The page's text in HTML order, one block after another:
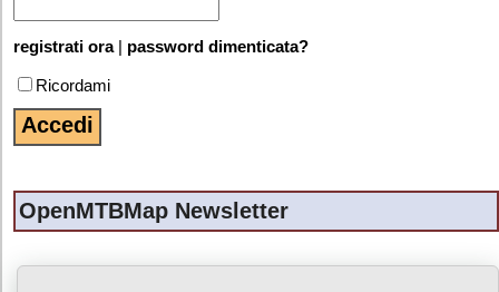
registrati ora| password dimenticata?
Ricordami
OpenMTBMap Newsletter